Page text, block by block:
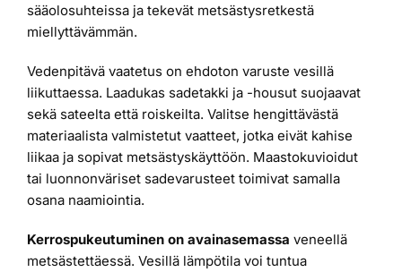
sääolosuhteissa ja tekevät metsästysretkestä
miellyttävämmän.
Vedenpitävä vaatetus on ehdoton varuste vesillä
liikuttaessa. Laadukas sadetakki ja -housut suojaavat
sekä sateelta että roiskeilta. Valitse hengittävästä
materiaalista valmistetut vaatteet, jotka eivät kahise
liikaa ja sopivat metsästyskäyttöön. Maastokuvioidut
tai luonnonväriset sadevarusteet toimivat samalla
osana naamiointia.
Kerrospukeutuminen on avainasemassa veneellä
metsästettäessä. Vesillä lämpötila voi tuntua